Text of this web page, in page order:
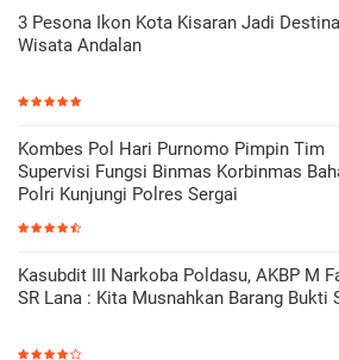
3 Pesona Ikon Kota Kisaran Jadi
Wisata Andalan
Kombes Pol Hari Purnomo Pimpin Tim
Supervisi Fungsi Binmas Korbinmas
Polri Kunjungi Polres Sergai
Kasubdit III Narkoba Poldasu, AKBP M
SR Lana : Kita Musnahkan Barang Bukti